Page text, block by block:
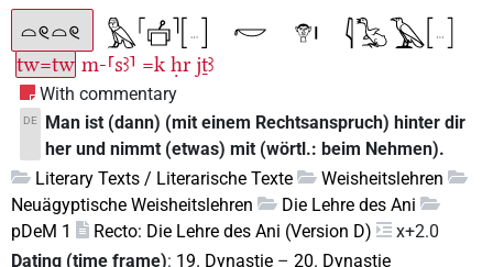
tw=tw m-⸢sꜣ⸣ =k ḥr jṯꜣ
With commentary
DE
Man ist (dann) (mit einem Rechtsanspruch) hinter dir
her und nimmt (etwas) mit (wörtl.: beim Nehmen).
Literary Texts / Literarische Texte
Weisheitslehren
Neuägyptische Weisheitslehren
Die Lehre des Ani
pDeM 1
Recto: Die Lehre des Ani (Version D)
x+2.0
Dating (time frame): 19. Dynastie – 20. Dynastie